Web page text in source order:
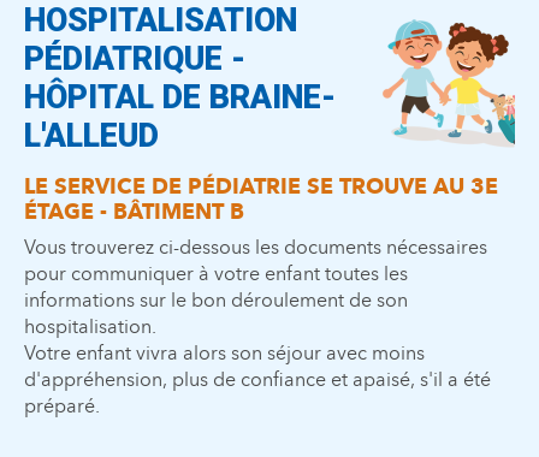
HOSPITALISATION
PÉDIATRIQUE -
HÔPITAL DE BRAINE-
L'ALLEUD
LE SERVICE DE PÉDIATRIE SE TROUVE AU 3E
ÉTAGE - BÂTIMENT B
Vous trouverez ci-dessous les documents nécessaires
pour communiquer à votre enfant toutes les
informations sur le bon déroulement de son
hospitalisation.
Votre enfant vivra alors son séjour avec moins
d'appréhension, plus de confiance et apaisé, s'il a été
préparé.